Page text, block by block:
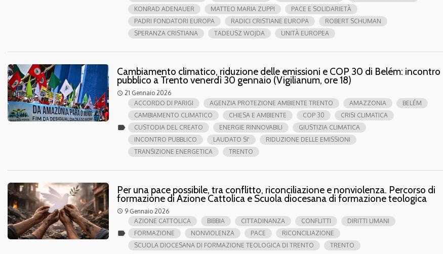
KONRAD ADENAUER
MATTEO MARIA ZUPPI
PACE E SOLIDARIETÀ
PADRI FONDATORI EUROPA
RADICI CRISTIANE EUROPA
ROBERT SCHUMAN
SPERANZA CRISTIANA
TADEUSZ WOJDA UNITÀ EUROPEA
Cambiamento climatico, riduzione delle emissioni e COP 30 di Belém: incontro
pubblico a Trento venerdì 30 gennaio (Vigilianum, ore 18)
access_time 21 Gennaio 2026
label
ACCORDO DI PARIGI AGENZIA PROTEZIONE AMBIENTE TRENTO AMAZZONIA
BELÉM
CAMBIAMENTO CLIMATICO
CHIESA E AMBIENTE COP 30
CRISI CLIMATICA
CUSTODIA DEL CREATO
ENERGIE RINNOVABILI
GIUSTIZIA CLIMATICA
INCONTRO PUBBLICO
LAUDATO SI'
RIDUZIONE DELLE EMISSIONI
TRANSIZIONE ENERGETICA
TRENTO
Per una pace possibile, tra conflitto, riconciliazione e nonviolenza. Percorso di
formazione di Azione Cattolica e Scuola diocesana di formazione teologica
access_time 9 Gennaio 2026
label
AZIONE CATTOLICA BIBBIA CITTADINANZA CONFLITTI
DIRITTI UMANI
FORMAZIONE
NONVIOLENZA PACE
RICONCILIAZIONE
SCUOLA DIOCESANA DI FORMAZIONE TEOLOGICA DI TRENTO
TRENTO